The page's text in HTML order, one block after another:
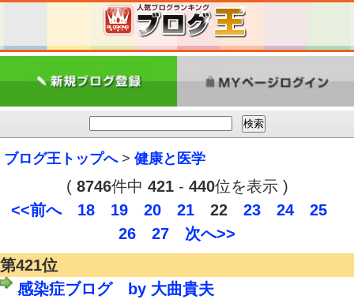
ブログ王トップへ> 健康と医学
( 8746件中 421- 440位を表示 )
<<前へ
18 19 20 21 22 23 24
25
26
27
次へ>>
第421位
感染症ブログ by 大曲貴夫